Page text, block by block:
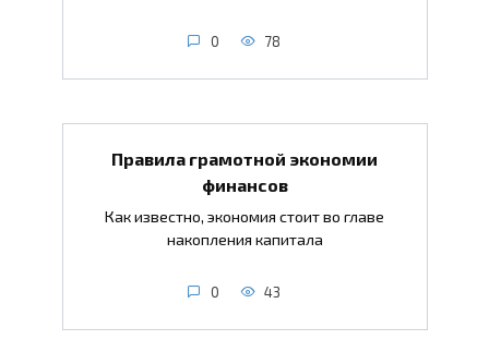
0 78
Правила грамотной экономии
финансов
Как известно, экономия стоит во главе
накопления капитала
0 43